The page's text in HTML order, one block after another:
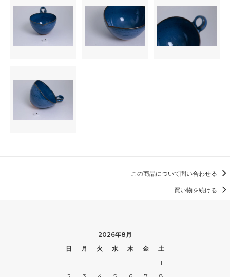
この商品について問い合わせる
買い物を続ける
2026年8月
日
月 火 水 木 金
土
1